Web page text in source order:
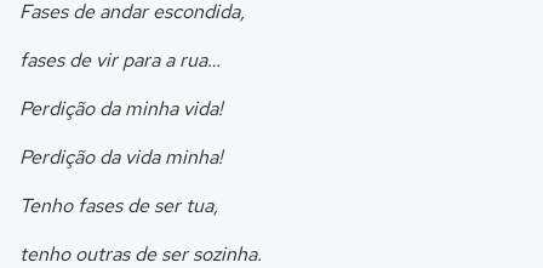
Fases de andar escondida,
fases de vir para a rua…
Perdição da minha vida!
Perdição da vida minha!
Tenho fases de ser tua,
tenho outras de ser sozinha.